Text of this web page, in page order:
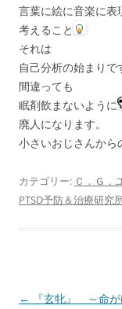
言葉に絵に音楽に表
考えること
それは
自己分析の始まりで
間違っても
眠剤飲まないように
廃人になります。
小さいおじさんから
カテゴリー: Ｃ．Ｇ，
PTSD予防＆治療研究
投
←
『玄牝』 ～命